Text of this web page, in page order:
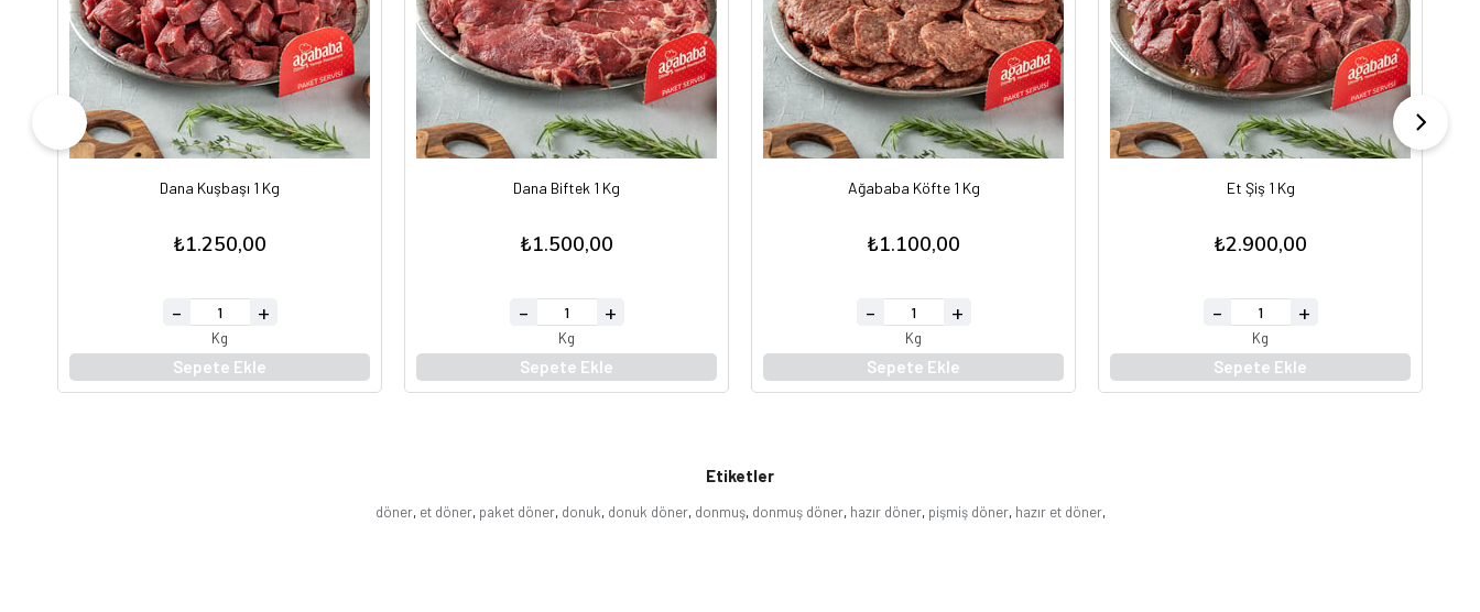
Dana Kuşbaşı 1 Kg
Kg
₺1.250,00
Sepete Ekle
Dana Biftek 1 Kg
Kg
₺1.500,00
Sepete Ekle
Ağababa Köfte 1 Kg
Kg
₺1.100,00
Sepete Ekle
Et Şiş 1 Kg
Kg
₺2.900,00
Sepete Ekle
Etiketler
döner, et döner, paket döner, donuk, donuk döner, donmuş, donmuş döner, hazır döner, pişmiş döner, hazır et döner,